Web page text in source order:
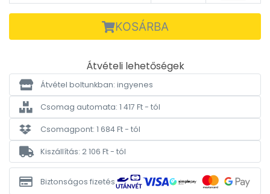
KOSÁRBA
Átvételi lehetőségek
Átvétel boltunkban: ingyenes
Csomag automata: 1 417 Ft - tól
Csomagpont: 1 684 Ft - tól
Kiszállítás: 2 106 Ft - tól
Biztonságos fizetés